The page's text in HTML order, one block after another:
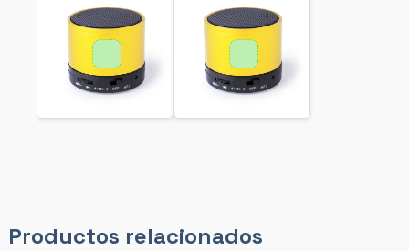
Productos relacionados